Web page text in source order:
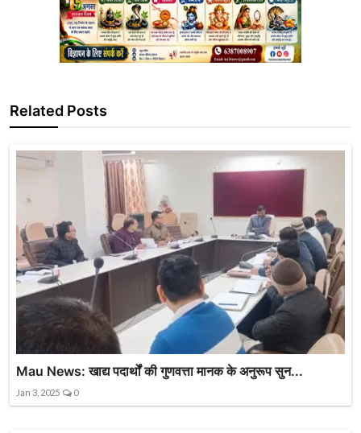
Related Posts
Mau News: खाद्य पदार्थों की गुणवत्ता मानक के अनुरूप सुन...
Jan 3, 2025 0